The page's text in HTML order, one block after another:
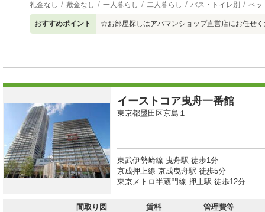
礼金なし 敷金なし 一人暮らし 二人暮らし バス・トイレ別 ペッ
おすすめポイント ☆お部屋探しはアパマンショップ直営店にお任せ
イーストコア曳舟一番館
東京都墨田区京島１
東武伊勢崎線 曳舟駅 徒歩1分
京成押上線 京成曳舟駅 徒歩5分
東京メトロ半蔵門線 押上駅 徒歩12分
間取り図 賃料 管理費等